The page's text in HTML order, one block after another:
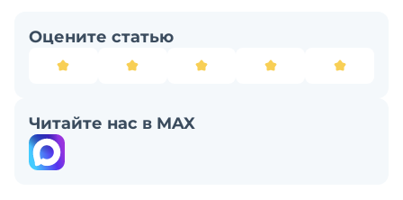
Оцените статью
Читайте нас в MAX